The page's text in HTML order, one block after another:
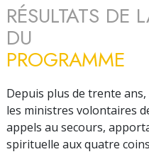
RÉSULTATS DE
DU
PROGRAMME
Depuis plus de trente
les ministres volontaires
appels au secours,
spirituelle aux quatre